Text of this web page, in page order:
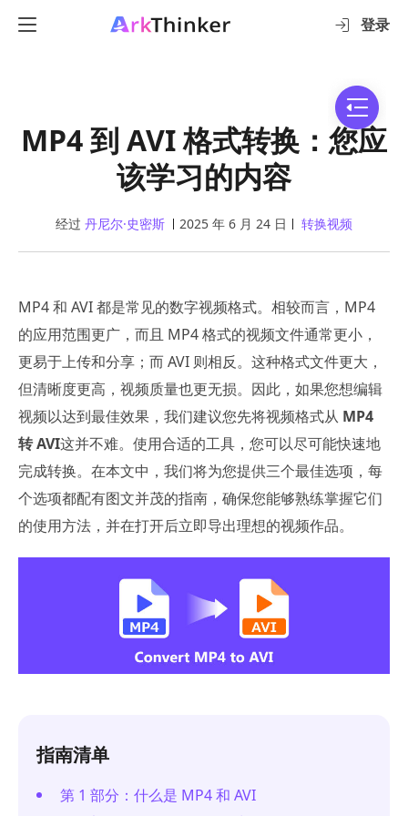
登录
MP4 到 AVI 格式转换：您应
该学习的内容
经过 丹尼尔·史密斯 2025 年 6 月 24 日 转换视频
MP4 和 AVI 都是常见的数字视频格式。相较而言，MP4
的应用范围更广，而且 MP4 格式的视频文件通常更小，
更易于上传和分享；而 AVI 则相反。这种格式文件更大，
但清晰度更高，视频质量也更无损。因此，如果您想编辑
视频以达到最佳效果，我们建议您先将视频格式从 MP4
转 AVI这并不难。使用合适的工具，您可以尽可能快速地
完成转换。在本文中，我们将为您提供三个最佳选项，每
个选项都配有图文并茂的指南，确保您能够熟练掌握它们
的使用方法，并在打开后立即导出理想的视频作品。
指南清单
第 1 部分：什么是 MP4 和 AVI